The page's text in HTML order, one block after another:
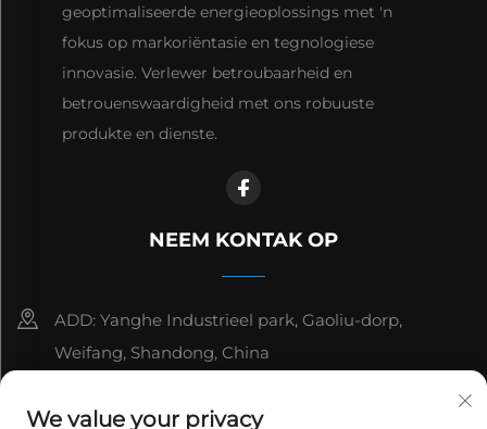
geoptimaliseerde energieoplossings met 'n
fokus op markoriëntasie en tegnologiese
innovasie. Verlewer betroubaarheid en
betrouenswaardigheid met ons robuuste
produkte en dienste.
NEEM KONTAK OP
ADD: Yanghe Industrieel park, Gaoliu-dorp,
Weifang, Shandong, China
We value your privacy